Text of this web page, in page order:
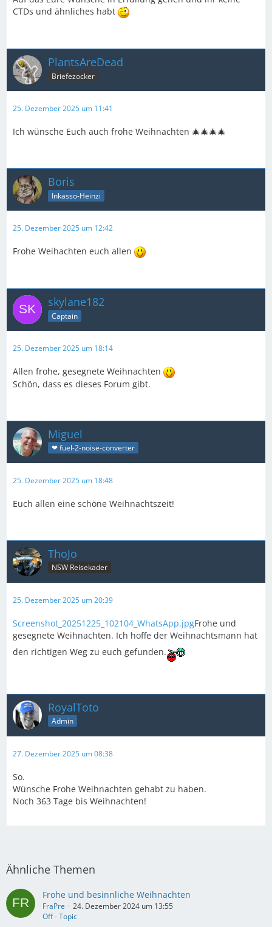
CTDs und ähnliches habt
PlantsAreDead
Briefezocker
25. Dezember 2025 um 11:41
Ich wünsche Euch auch frohe Weihnachten 🎄🎄🎄🎄
Boris
Inkasso-Heinzi
25. Dezember 2025 um 12:42
Frohe Weihachten euch allen
skylane182
Captain
25. Dezember 2025 um 18:14
Allen frohe, gesegnete Weihnachten
Schön, dass es dieses Forum gibt.
Miguel
❤ fuel-2-noise-converter
25. Dezember 2025 um 18:48
Euch allen eine schöne Weihnachtszeit!
ThoJo
NSW Reisekader
25. Dezember 2025 um 20:39
Screenshot_20251225_102104_WhatsApp.jpgFrohe und
gesegnete Weihnachten. Ich hoffe der Weihnachtsmann hat
den richtigen Weg zu euch gefunden.
RoyalToto
Admin
27. Dezember 2025 um 08:38
So.
Wünsche Frohe Weihnachten gehabt zu haben.
Noch 363 Tage bis Weihnachten!
Ähnliche Themen
Frohe und besinnliche Weihnachten
FraPre
24. Dezember 2024 um 13:55
Off - Topic